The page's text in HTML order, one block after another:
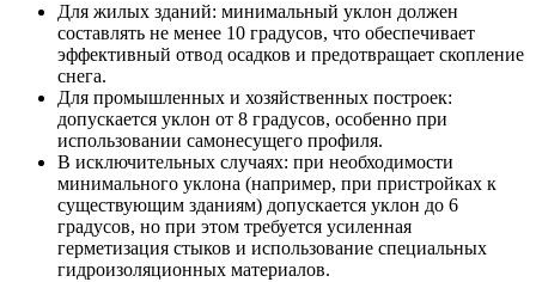
Для жилых зданий: минимальный уклон должен
составлять не менее 10 градусов, что обеспечивает
эффективный отвод осадков и предотвращает скопление
снега.
Для промышленных и хозяйственных построек:
допускается уклон от 8 градусов, особенно при
использовании самонесущего профиля.
В исключительных случаях: при необходимости
минимального уклона (например, при пристройках к
существующим зданиям) допускается уклон до 6
градусов, но при этом требуется усиленная
герметизация стыков и использование специальных
гидроизоляционных материалов.